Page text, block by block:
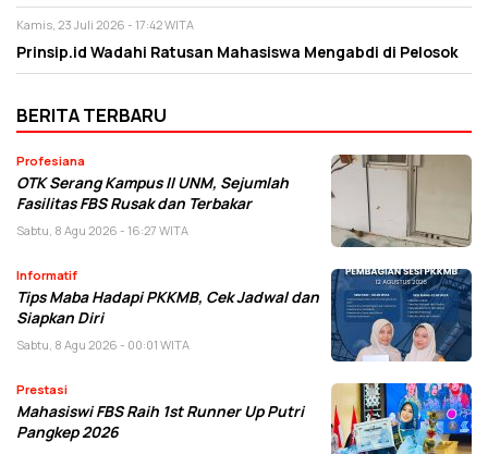
Kamis, 23 Juli 2026 - 17:42 WITA
Prinsip.id Wadahi Ratusan Mahasiswa Mengabdi di Pelosok
BERITA TERBARU
Profesiana
OTK Serang Kampus II UNM, Sejumlah
Fasilitas FBS Rusak dan Terbakar
Sabtu, 8 Agu 2026 - 16:27 WITA
Informatif
Tips Maba Hadapi PKKMB, Cek Jadwal dan
Siapkan Diri
Sabtu, 8 Agu 2026 - 00:01 WITA
Prestasi
Mahasiswi FBS Raih 1st Runner Up Putri
Pangkep 2026